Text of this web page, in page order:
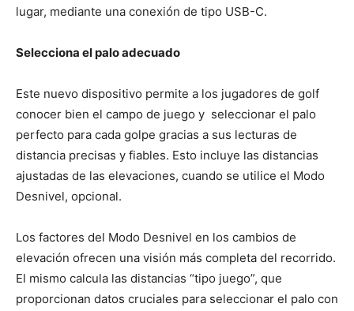
lugar, mediante una conexión de tipo USB-C.
Selecciona el palo adecuado
Este nuevo dispositivo permite a los jugadores de golf
conocer bien el campo de juego y seleccionar el palo
perfecto para cada golpe gracias a sus lecturas de
distancia precisas y fiables. Esto incluye las distancias
ajustadas de las elevaciones, cuando se utilice el Modo
Desnivel, opcional.
Los factores del Modo Desnivel en los cambios de
elevación ofrecen una visión más completa del recorrido.
El mismo calcula las distancias “tipo juego”, que
proporcionan datos cruciales para seleccionar el palo con